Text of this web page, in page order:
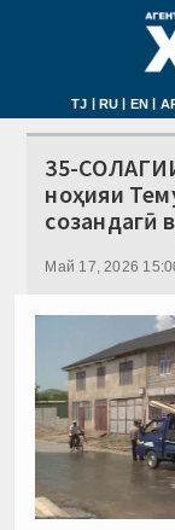
TJ | RU | EN |
35-
ноҳияи
созандагӣ
Май 17, 2026